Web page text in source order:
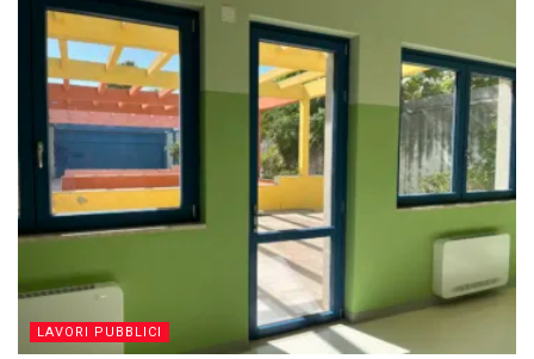
LAVORI PUBBLICI